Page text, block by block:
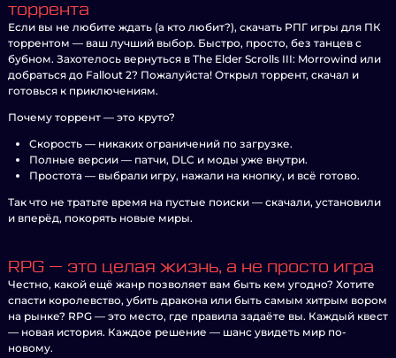
торрента
Если вы не любите ждать (а кто любит?), скачать РПГ игры для ПК
торрентом — ваш лучший выбор. Быстро, просто, без танцев с
бубном. Захотелось вернуться в The Elder Scrolls III: Morrowind или
добраться до Fallout 2? Пожалуйста! Открыл торрент, скачал и
готовься к приключениям.
Почему торрент — это круто?
Скорость — никаких ограничений по загрузке.
Полные версии — патчи, DLC и моды уже внутри.
Простота — выбрали игру, нажали на кнопку, и всё готово.
Так что не тратьте время на пустые поиски — скачали, установили
и вперёд, покорять новые миры.
RPG — это целая жизнь, а не просто игра
Честно, какой ещё жанр позволяет вам быть кем угодно? Хотите
спасти королевство, убить дракона или быть самым хитрым вором
на рынке? RPG — это место, где правила задаёте вы. Каждый квест
— новая история. Каждое решение — шанс увидеть мир по-
новому.